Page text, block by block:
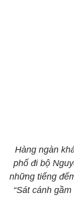
Hàng ngàn
phố đi bộ
những tiếng
“Sát cánh